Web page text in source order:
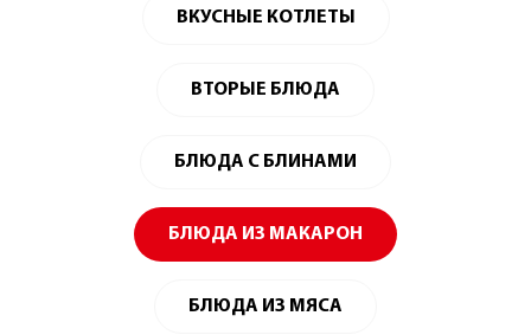
ВКУСНЫЕ КОТЛЕТЫ
ВТОРЫЕ БЛЮДА
БЛЮДА С БЛИНАМИ
БЛЮДА ИЗ МАКАРОН
БЛЮДА ИЗ МЯСА